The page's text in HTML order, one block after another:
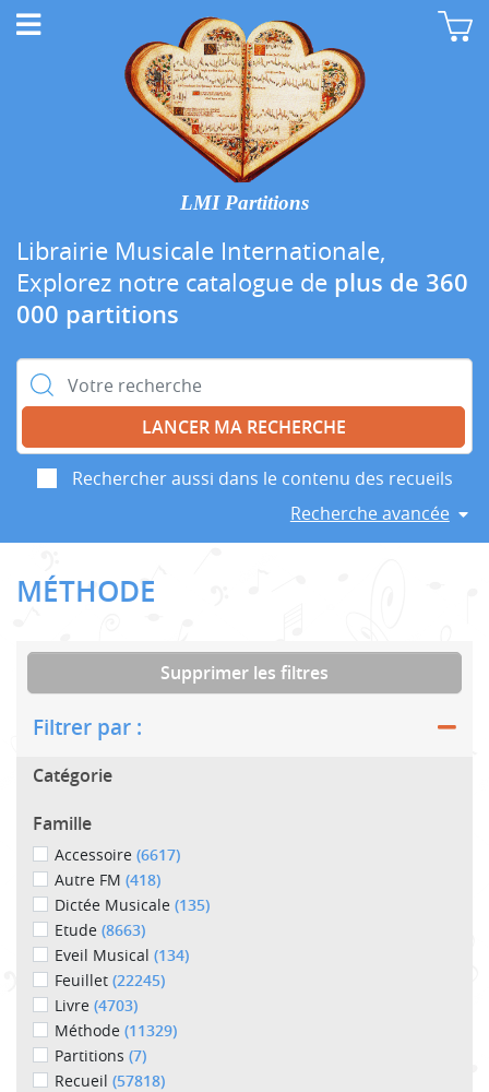
LMI Partitions
Librairie Musicale Internationale,
Explorez notre catalogue de plus de 360
000 partitions
Rechercher :
Rechercher aussi dans le contenu des recueils
Recherche avancée
MÉTHODE
Supprimer les filtres
Filtrer par :
Catégorie
Famille
Accessoire (6617)
Autre FM (418)
Dictée Musicale (135)
Etude (8663)
Eveil Musical (134)
Feuillet (22245)
Livre (4703)
Méthode (11329)
Partitions (7)
Recueil (57818)